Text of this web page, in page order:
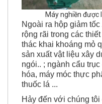
Máy nghiền được
Ngoài ra hộp giảm
rộng rãi trong các
thác khai khoáng mỏ
sản xuất vật liệu xây
ngói.. ; ngành cẩu
hóa, máy móc thực
thuốc lá ...
Hảy đến với chúng